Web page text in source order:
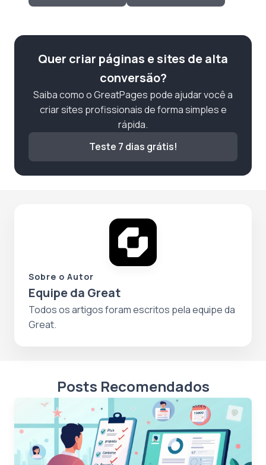
Quer criar páginas e sites de alta
conversão?
Saiba como o GreatPages pode ajudar você a
criar sites profissionais de forma simples e
rápida.
Teste 7 dias grátis!
Sobre o Autor
Equipe da Great
Todos os artigos foram escritos pela equipe da
Great.
Posts Recomendados